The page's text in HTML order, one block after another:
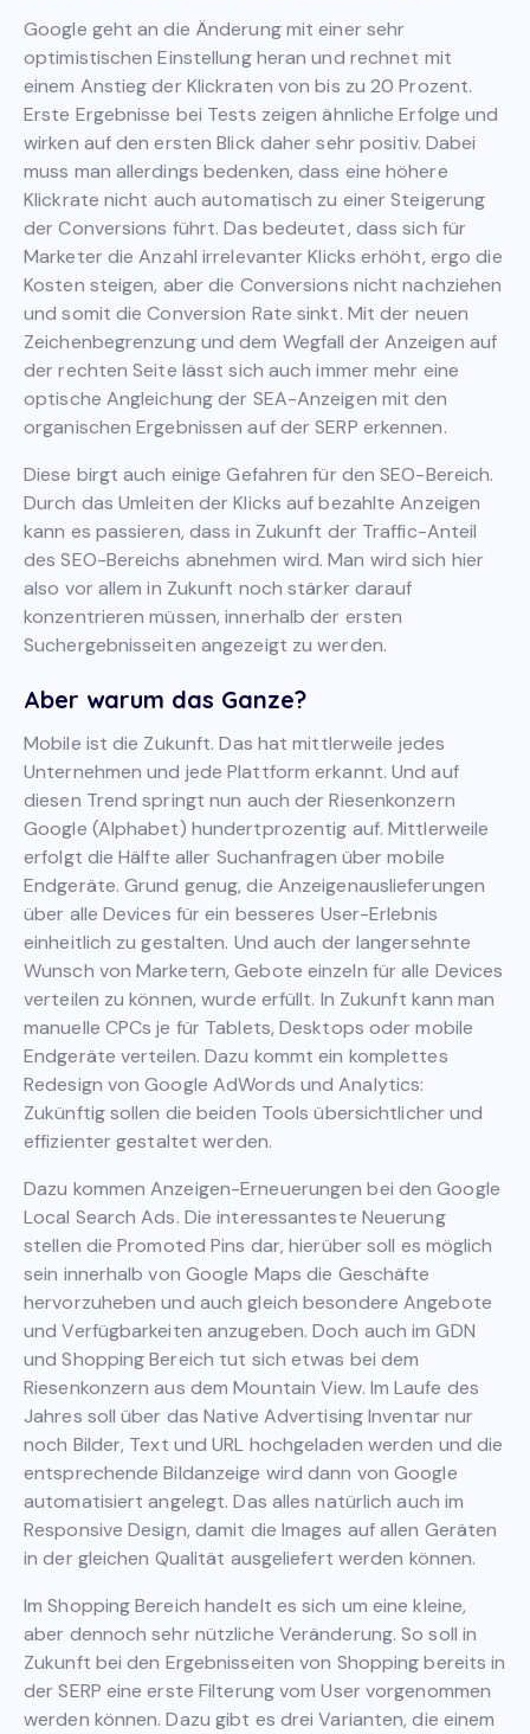
Google geht an die Änderung mit einer sehr
optimistischen Einstellung heran und rechnet mit
einem Anstieg der Klickraten von bis zu 20 Prozent.
Erste Ergebnisse bei Tests zeigen ähnliche Erfolge und
wirken auf den ersten Blick daher sehr positiv. Dabei
muss man allerdings bedenken, dass eine höhere
Klickrate nicht auch automatisch zu einer Steigerung
der Conversions führt. Das bedeutet, dass sich für
Marketer die Anzahl irrelevanter Klicks erhöht, ergo die
Kosten steigen, aber die Conversions nicht nachziehen
und somit die Conversion Rate sinkt. Mit der neuen
Zeichenbegrenzung und dem Wegfall der Anzeigen auf
der rechten Seite lässt sich auch immer mehr eine
optische Angleichung der SEA-Anzeigen mit den
organischen Ergebnissen auf der SERP erkennen.
Diese birgt auch einige Gefahren für den SEO-Bereich.
Durch das Umleiten der Klicks auf bezahlte Anzeigen
kann es passieren, dass in Zukunft der Traffic-Anteil
des SEO-Bereichs abnehmen wird. Man wird sich hier
also vor allem in Zukunft noch stärker darauf
konzentrieren müssen, innerhalb der ersten
Suchergebnisseiten angezeigt zu werden.
Aber warum das Ganze?
Mobile ist die Zukunft. Das hat mittlerweile jedes
Unternehmen und jede Plattform erkannt. Und auf
diesen Trend springt nun auch der Riesenkonzern
Google (Alphabet) hundertprozentig auf. Mittlerweile
erfolgt die Hälfte aller Suchanfragen über mobile
Endgeräte. Grund genug, die Anzeigenauslieferungen
über alle Devices für ein besseres User-Erlebnis
einheitlich zu gestalten. Und auch der langersehnte
Wunsch von Marketern, Gebote einzeln für alle Devices
verteilen zu können, wurde erfüllt. In Zukunft kann man
manuelle CPCs je für Tablets, Desktops oder mobile
Endgeräte verteilen. Dazu kommt ein komplettes
Redesign von Google AdWords und Analytics:
Zukünftig sollen die beiden Tools übersichtlicher und
effizienter gestaltet werden.
Dazu kommen Anzeigen-Erneuerungen bei den Google
Local Search Ads. Die interessanteste Neuerung
stellen die Promoted Pins dar, hierüber soll es möglich
sein innerhalb von Google Maps die Geschäfte
hervorzuheben und auch gleich besondere Angebote
und Verfügbarkeiten anzugeben. Doch auch im GDN
und Shopping Bereich tut sich etwas bei dem
Riesenkonzern aus dem Mountain View. Im Laufe des
Jahres soll über das Native Advertising Inventar nur
noch Bilder, Text und URL hochgeladen werden und die
entsprechende Bildanzeige wird dann von Google
automatisiert angelegt. Das alles natürlich auch im
Responsive Design, damit die Images auf allen Geräten
in der gleichen Qualität ausgeliefert werden können.
Im Shopping Bereich handelt es sich um eine kleine,
aber dennoch sehr nützliche Veränderung. So soll in
Zukunft bei den Ergebnisseiten von Shopping bereits in
der SERP eine erste Filterung vom User vorgenommen
werden können. Dazu gibt es drei Varianten, die einem